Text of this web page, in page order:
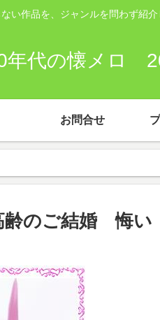
作品を、ジャンルを問わず紹
代の懐メロ
お問合せ
齢のご結婚 悔い